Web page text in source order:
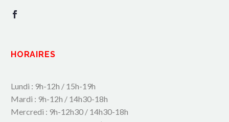
HORAIRES
Lundi : 9h-12h / 15h-19h
Mardi : 9h-12h / 14h30-18h
Mercredi : 9h-12h30 / 14h30-18h